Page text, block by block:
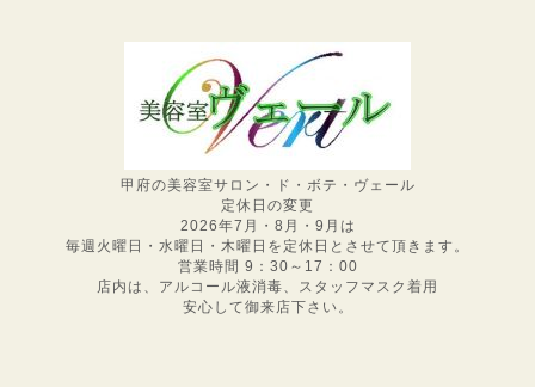
甲府の美容室サロン・ド・ボテ・ヴェール
定休日の変更
2026年7月・8月・9月は
毎週火曜日・水曜日・木曜日を定休日とさせて頂きます。
営業時間 9：30～17：00
店内は、アルコール液消毒、スタッフマスク着用
安心して御来店下さい。